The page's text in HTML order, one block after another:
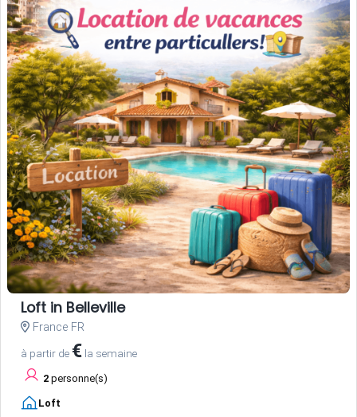
Loft in Belleville
France FR
à partir de € la semaine
2 personne(s)
Loft